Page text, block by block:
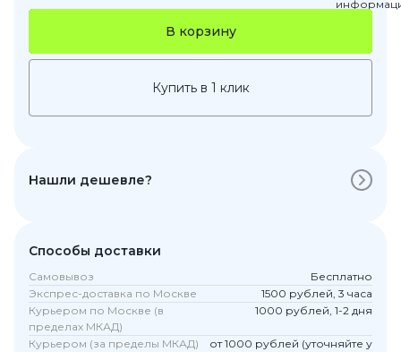
В корзину
Купить в 1 клик
Нашли дешевле?
Способы доставки
Самовывоз
Бесплатно
Экспрес-доставка по Москве
1500 рублей, 3 часа
Курьером по Москве (в
пределах МКАД)
1000 рублей, 1-2 дня
Курьером (за пределы МКАД)
от 1000 рублей (уточняйте у